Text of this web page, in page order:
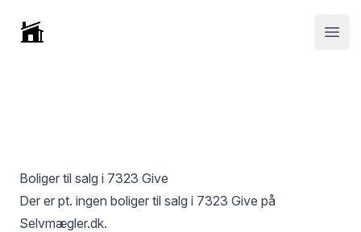
Selvmægler
Boliger til salg i 7323 Give
Der er pt. ingen boliger til salg i 7323 Give på
Selvmægler.dk.